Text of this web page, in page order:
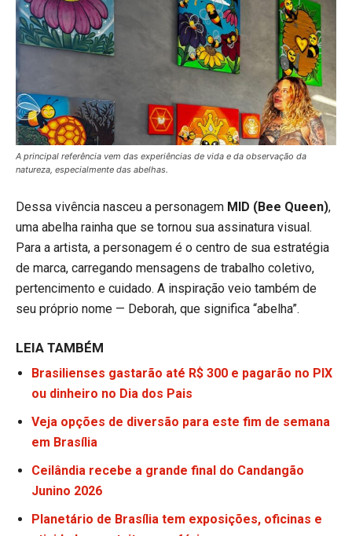
A principal referência vem das experiências de vida e da observação da
natureza, especialmente das abelhas.
Dessa vivência nasceu a personagem MID (Bee Queen),
uma abelha rainha que se tornou sua assinatura visual.
Para a artista, a personagem é o centro de sua estratégia
de marca, carregando mensagens de trabalho coletivo,
pertencimento e cuidado. A inspiração veio também de
seu próprio nome — Deborah, que significa “abelha”.
LEIA TAMBÉM
Brasilienses gastarão até R$ 300 e pagarão no PIX
ou dinheiro no Dia dos Pais
Veja opções de diversão para este fim de semana
em Brasília
Ceilândia recebe a grande final do Candangão
Junino 2026
Planetário de Brasília tem exposições, oficinas e